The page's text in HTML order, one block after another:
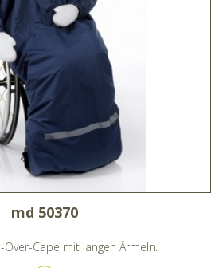
md 50370
Over-Cape mit langen Ärmeln.